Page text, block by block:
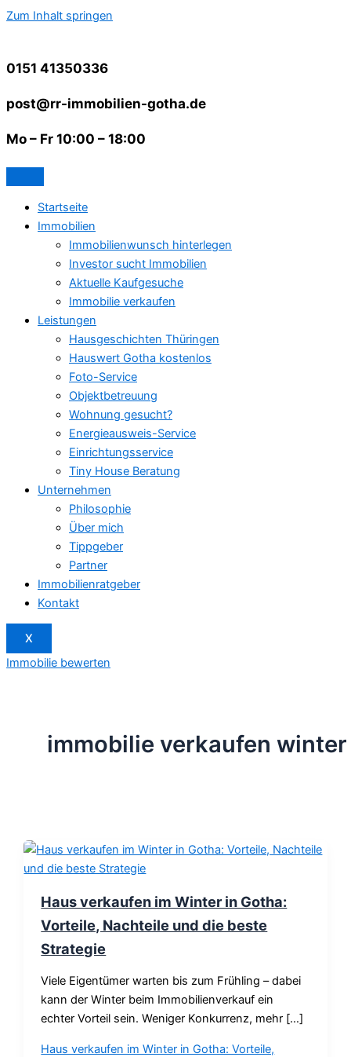
Zum Inhalt springen
0151 41350336
post@rr-immobilien-gotha.de
Mo – Fr 10:00 – 18:00
Startseite
Immobilien
Immobilienwunsch hinterlegen
Investor sucht Immobilien
Aktuelle Kaufgesuche
Immobilie verkaufen
Leistungen
Hausgeschichten Thüringen
Hauswert Gotha kostenlos
Foto-Service
Objektbetreuung
Wohnung gesucht?
Energieausweis-Service
Einrichtungsservice
Tiny House Beratung
Unternehmen
Philosophie
Über mich
Tippgeber
Partner
Immobilienratgeber
Kontakt
X
Immobilie bewerten
immobilie verkaufen winter
Haus verkaufen im Winter in Gotha:
Vorteile, Nachteile und die beste
Strategie
Viele Eigentümer warten bis zum Frühling – dabei
kann der Winter beim Immobilienverkauf ein
echter Vorteil sein. Weniger Konkurrenz, mehr […]
Haus verkaufen im Winter in Gotha: Vorteile,